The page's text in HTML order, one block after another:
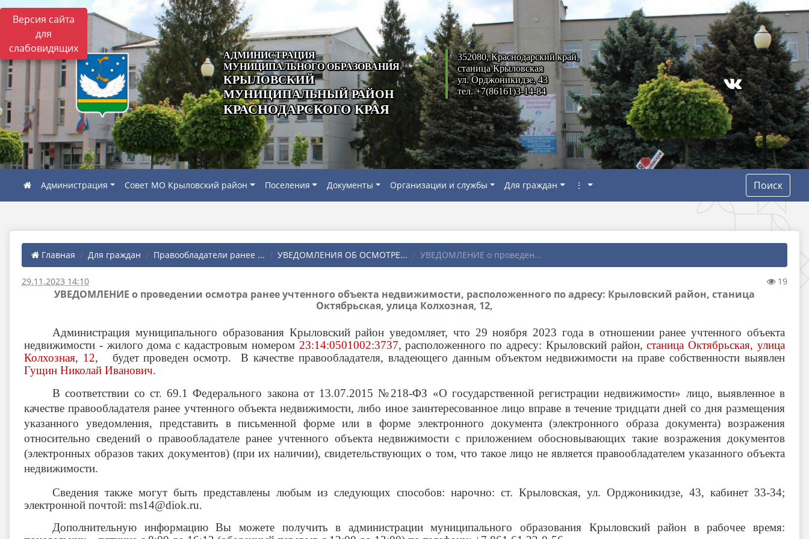
Версия сайта
для
слабовидящих
АДМИНИСТРАЦИЯ
МУНИЦИПАЛЬНОГО ОБРАЗОВАНИЯ
КРЫЛОВСКИЙ
МУНИЦИПАЛЬНЫЙ РАЙОН
КРАСНОДАРСКОГО КРАЯ
352080, Краснодарский край,
станица Крыловская
ул. Орджоникидзе, 43
тел. +7(86161)3-14-84
Администрация Совет МО Крыловский район Поселения Документы Организации и службы Для граждан ⋮ Поиск
Главная Для граждан Правообладатели ранее ... УВЕДОМЛЕНИЯ ОБ ОСМОТРЕ... УВЕДОМЛЕНИЕ о проведен...
29.11.2023 14:10 19
УВЕДОМЛЕНИЕ о проведении осмотра ранее учтенного объекта недвижимости, расположенного по адресу: Крыловский район, станица
Октябрьская, улица Колхозная, 12,
Администрация муниципального образования Крыловский район уведомляет, что 29 ноября 2023 года в отношении ранее учтенного объекта
недвижимости - жилого дома с кадастровым номером 23:14:0501002:3737, расположенного по адресу: Крыловский район,станица Октябрьская, улица
Колхозная, 12, будет проведен осмотр. Вкачестве правообладателя, владеющего данным объектом недвижимости на праве собственности выявлен
Гущин Николай Иванович.
В соответствии со ст. 69.1 Федерального закона от 13.07.2015 №218-ФЗ «О государственной регистрации недвижимости» лицо, выявленное в
качестве правообладателя ранее учтенного объекта недвижимости, либо иное заинтересованное лицо вправе в течение тридцати дней со дня размещения
указанного уведомления, представить в письменной форме или в форме электронного документа (электронного образа документа) возражения
относительно сведений о правообладателе ранее учтенного объекта недвижимости с приложением обосновывающих такие возражения документов
(электронных образов таких документов) (при их наличии), свидетельствующих о том, что такое лицо не является правообладателем указанного объекта
недвижимости.
Сведения также могут быть представлены любым из следующих способов: нарочно: ст. Крыловская, ул. Орджоникидзе, 43, кабинет 33-34;
электронной почтой: ms14@diok.ru.
Дополнительную информацию Вы можете получить в администрации муниципального образования Крыловский район в рабочее время: